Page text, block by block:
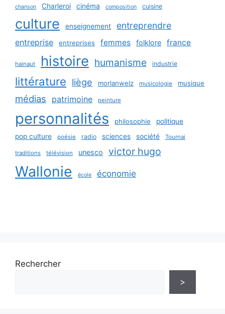
chanson Charleroi cinéma composition cuisine
culture enseignement entreprendre
entreprise entreprises femmes folklore france
hainaut histoire humanisme industrie
littérature liège morlanwelz musicologie musique
médias patrimoine peinture
personnalités philosophie
politique
pop culture
poésie radio sciences société Tournai
traditions télévision unesco victor hugo
Wallonie école économie
Rechercher
>